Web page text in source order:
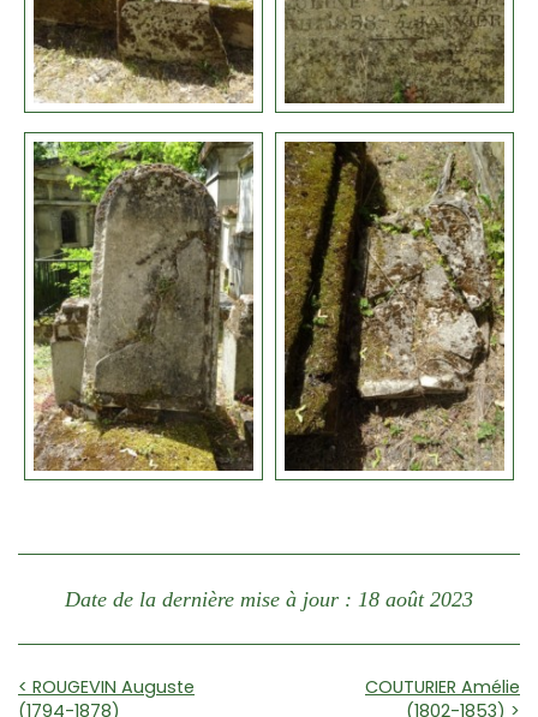
Date de la dernière mise à jour : 18 août 2023
< ROUGEVIN Auguste
(1794-1878)
COUTURIER Amélie
(1802-1853) >